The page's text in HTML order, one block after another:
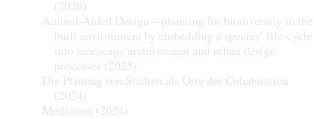
(2026)
Animal-Aided Design – planning for biodiversity in the
built environment by embedding a species’ life-cycle
into landscape architectural and urban design
processes (2025)
Die Planung von Städten als Orte der Cohabitation
(2024)
Mediation (2024)